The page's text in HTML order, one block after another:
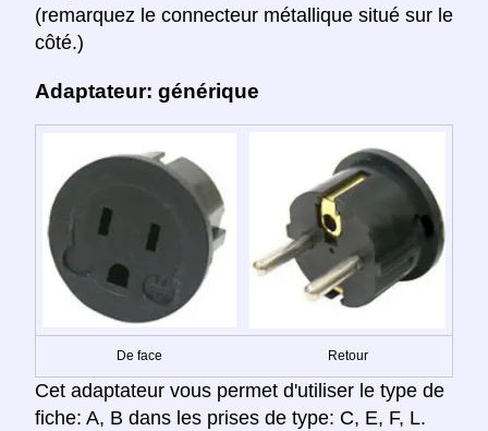
(remarquez le connecteur métallique situé sur le
côté.)
Adaptateur: générique
De face Retour
Cet adaptateur vous permet d'utiliser le type de
fiche: A, B dans les prises de type: C, E, F, L.